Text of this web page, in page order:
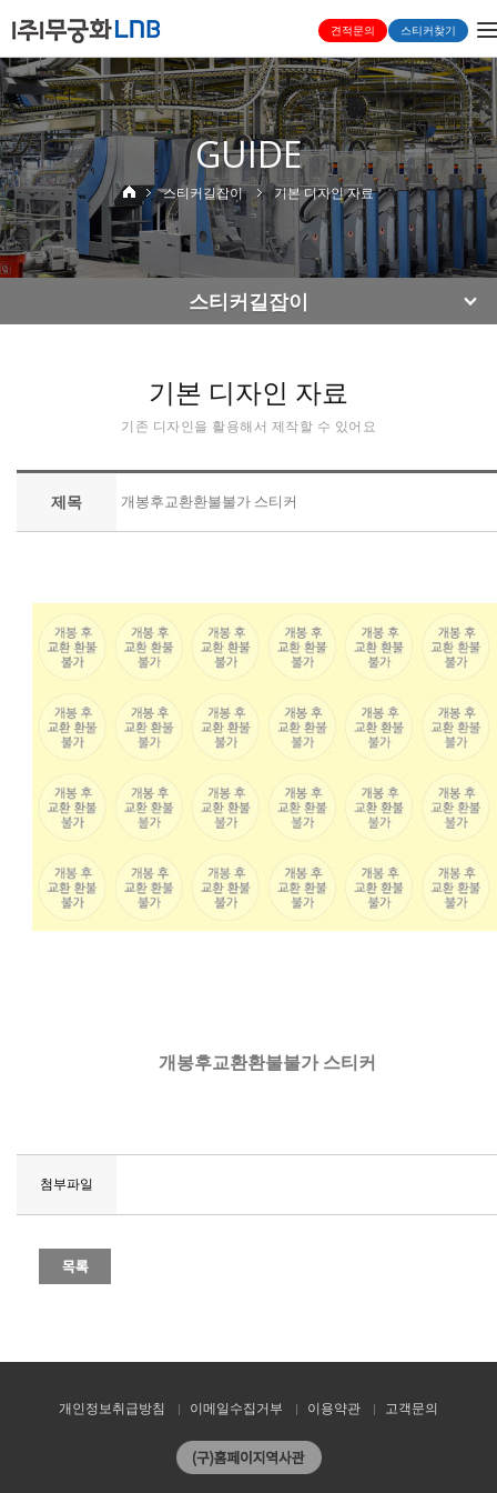
견적문의 스티커찾기
GUIDE
스티커길잡이 기본 디자인 자료
스티커길잡이
기본 디자인 자료
기존 디자인을 활용해서 제작할 수 있어요
제목 개봉후교환환불불가 스티커
개봉후교환환불불가 스티커
첨부파일
개인정보취급방침 이메일수집거부 이용약관 고객문의